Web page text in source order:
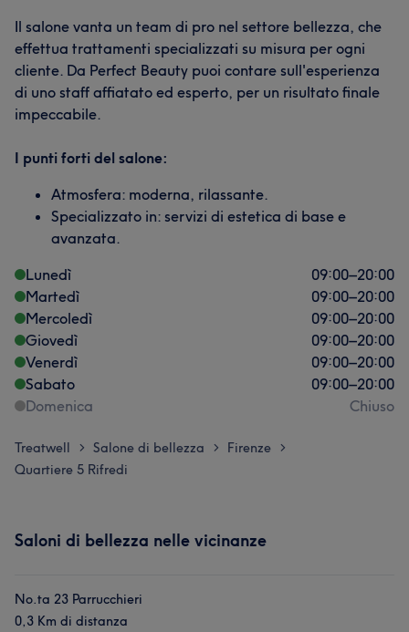
Il salone vanta un team di pro nel settore bellezza, che
effettua trattamenti specializzati su misura per ogni
cliente. Da Perfect Beauty puoi contare sull'esperienza
di uno staff affiatato ed esperto, per un risultato finale
impeccabile.
I punti forti del salone:
Atmosfera: moderna, rilassante.
Specializzato in: servizi di estetica di base e
avanzata.
Lunedì
09:00–20:00
Martedì
09:00–20:00
Mercoledì
09:00–20:00
Giovedì
09:00–20:00
Venerdì
09:00–20:00
Sabato
09:00–20:00
Domenica
Chiuso
Treatwell > Salone di bellezza > Firenze >
Quartiere 5 Rifredi
Saloni di bellezza nelle vicinanze
No.ta 23 Parrucchieri
0,3 Km di distanza